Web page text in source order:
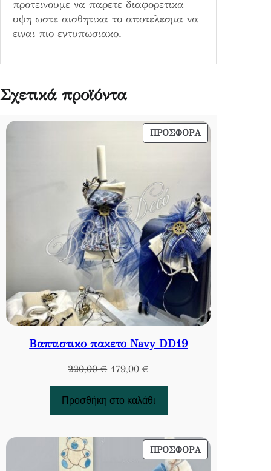
προτεινουμε να παρετε διαφορετικα
υψη ωστε αισθητικα το αποτελεσμα να
ειναι πιο εντυπωσιακο.
Σχετικά προϊόντα
ΠΡΟΣΦΟΡΆΠΡΟΪΌΝ
ΣΕ
Βαπτιστικο πακετο Navy DD19
220,00€ Original
was:
179,00 €
τιμή
Προσθήκη στο καλάθι
ΠΡΟΣΦΟΡΆΠΡΟΪΌΝ